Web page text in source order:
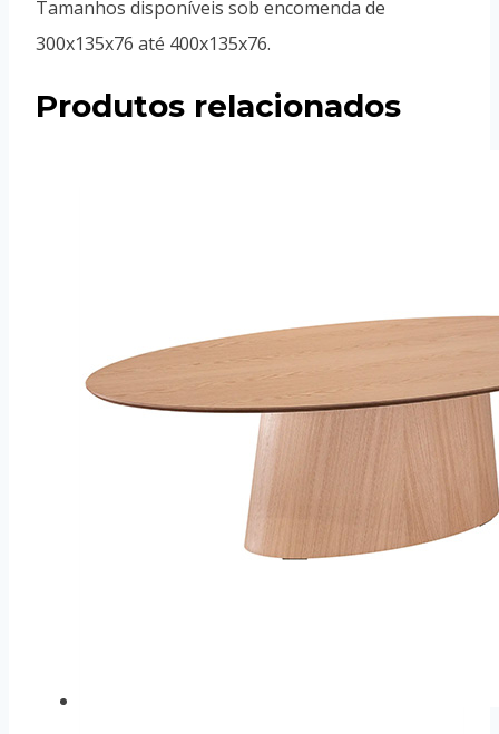
Tamanhos disponíveis sob encomenda de
300x135x76 até 400x135x76.
Produtos relacionados